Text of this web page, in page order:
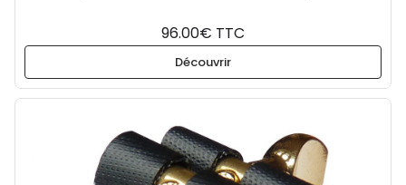
96.00€ TTC
Découvrir